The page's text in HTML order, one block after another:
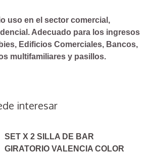
uso en el sector comercial,
Adecuado para los ingresos
Edificios Comerciales, Bancos,
multifamiliares y pasillos.
interesar
SET X 2 SILLA DE BAR
GIRATORIO VALENCIA COLOR